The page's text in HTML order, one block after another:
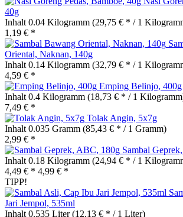
40g
Inhalt 0.04 Kilogramm (29,75 € * / 1
1,19 € *
Oriental, Naknan, 140g
Inhalt 0.14 Kilogramm (32,79 € * / 1
4,59 € *
Emping Belinjo, 400g
Inhalt 0.4 Kilogramm (18,73 € * / 1
7,49 € *
Tolak Angin, 5x7g
Inhalt 0.035 Gramm (85,43 € * / 1 Gramm)
2,99 € *
Sambal
Inhalt 0.18 Kilogramm (24,94 € * / 1
4,49 € * 4,99 € *
TIPP!
Jari Jempol, 535ml
Inhalt 0.535 Liter(12,13 € * / 1 Liter)